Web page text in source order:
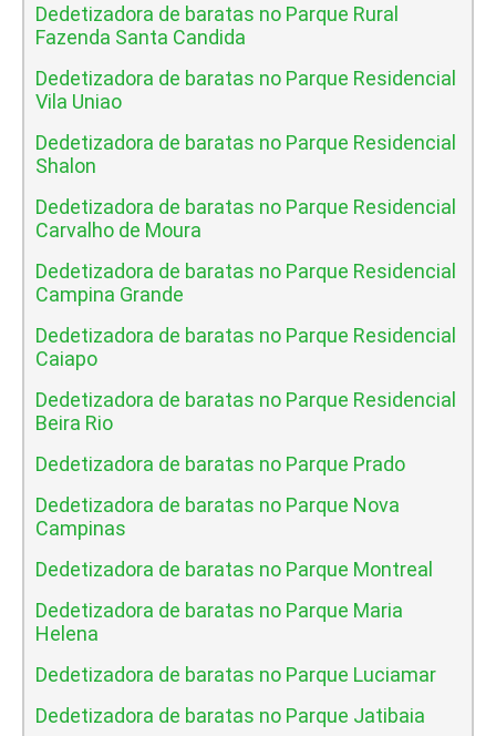
Dedetizadora de baratas no Parque Rural
Fazenda Santa Candida
Dedetizadora de baratas no Parque Residencial
Vila Uniao
Dedetizadora de baratas no Parque Residencial
Shalon
Dedetizadora de baratas no Parque Residencial
Carvalho de Moura
Dedetizadora de baratas no Parque Residencial
Campina Grande
Dedetizadora de baratas no Parque Residencial
Caiapo
Dedetizadora de baratas no Parque Residencial
Beira Rio
Dedetizadora de baratas no Parque Prado
Dedetizadora de baratas no Parque Nova
Campinas
Dedetizadora de baratas no Parque Montreal
Dedetizadora de baratas no Parque Maria
Helena
Dedetizadora de baratas no Parque Luciamar
Dedetizadora de baratas no Parque Jatibaia